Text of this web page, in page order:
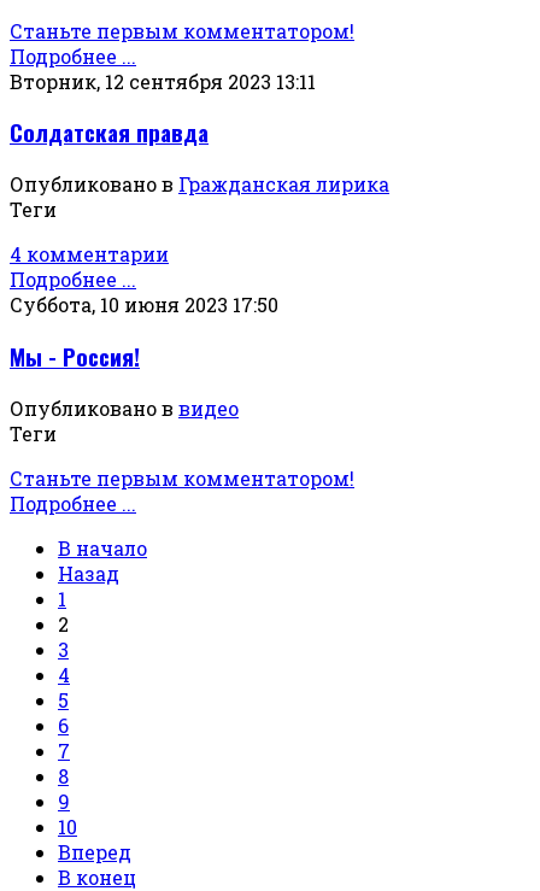
Станьте первым комментатором!
Подробнее ...
Вторник, 12 сентября 2023 13:11
Солдатская правда
Опубликовано в Гражданская лирика
Теги
4 комментарии
Подробнее ...
Суббота, 10 июня 2023 17:50
Мы - Россия!
Опубликовано в видео
Теги
Станьте первым комментатором!
Подробнее ...
В начало
Назад
1
2
3
4
5
6
7
8
9
10
Вперед
В конец